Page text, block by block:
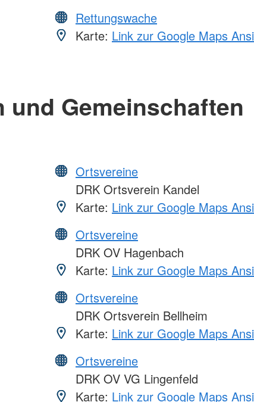
Rettungswache
Karte: Link zur Google Maps
und Gemeinschaften
Ortsvereine
DRK Ortsverein Kandel
Karte: Link zur Google Maps
Ortsvereine
DRK OV Hagenbach
Karte: Link zur Google Maps
Ortsvereine
DRK Ortsverein Bellheim
Karte: Link zur Google Maps
Ortsvereine
DRK OV VG Lingenfeld
Karte: Link zur Google Maps